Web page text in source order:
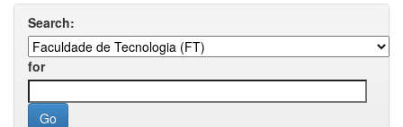
Search:
for